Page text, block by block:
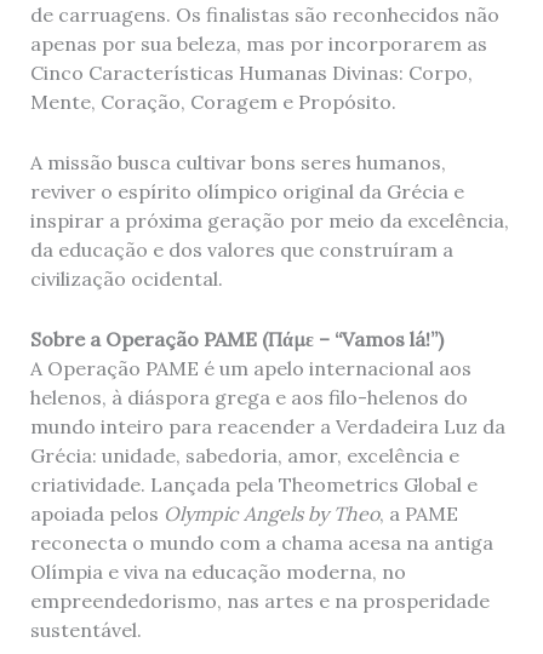
de carruagens. Os finalistas são reconhecidos não
apenas por sua beleza, mas por incorporarem as
Cinco Características Humanas Divinas: Corpo,
Mente, Coração, Coragem e Propósito.
A missão busca cultivar bons seres humanos,
reviver o espírito olímpico original da Grécia e
inspirar a próxima geração por meio da excelência,
da educação e dos valores que construíram a
civilização ocidental.
Sobre a Operação PAME (Πάμε– “Vamos lá!”)
A Operação PAME é um apelo internacional aos
helenos, à diáspora grega e aos filo-helenos do
mundo inteiro para reacender a Verdadeira Luz da
Grécia: unidade, sabedoria, amor, excelência e
criatividade. Lançada pela Theometrics Global e
apoiada pelos Olympic Angels by Theo, a PAME
reconecta o mundo com a chama acesa na antiga
Olímpia e viva na educação moderna, no
empreendedorismo, nas artes e na prosperidade
sustentável.